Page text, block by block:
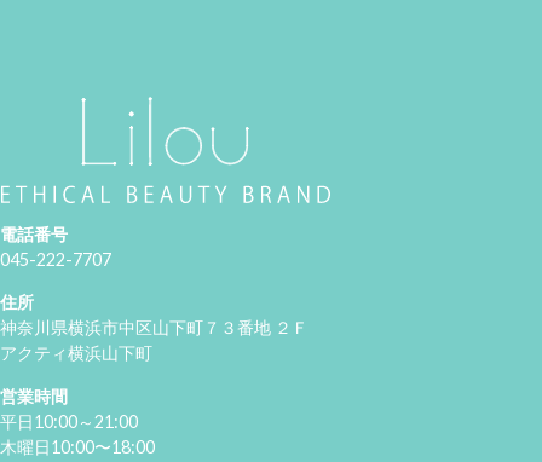
電話番号
045-222-7707
住所
神奈川県横浜市中区山下町７３番地 ２Ｆ
アクティ横浜山下町
営業時間
平日10:00～21:00
木曜日10:00〜18:00